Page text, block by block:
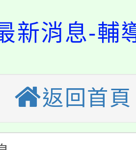
園市運動會8/
及游泳池舉行。
低收入戶享有免
惠，詳情可洽有
增能研習
造教育及科技
生活教案入校路
農教育專業人
新消息-輔
返回首頁